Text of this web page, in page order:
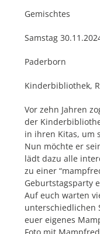
Gemischtes
Samstag
Paderborn
Kinderbibliothek,
Vor zehn Jahren
der
in ihren Kitas, um
Nun möchte er
lädt dazu alle
zu einer
Geburtstagsparty
Auf euch warten
unterschiedlichen
euer eigenes